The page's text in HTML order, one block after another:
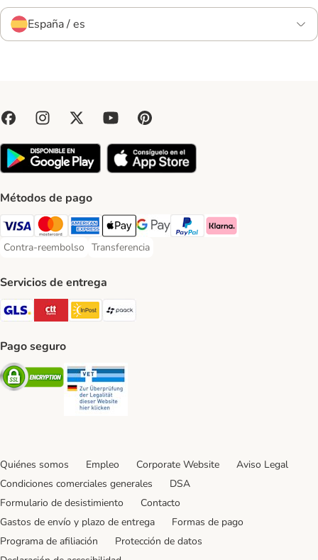
España / es
Métodos de pago
Visa Payment Method
Mastercard Payment Method
American Express Payment Method
Apple Pay Payment Method
Google Pay Payment Method
PayPal Payment Method
Klarna Payment Method
Contra-reembolso
Contra-reembolso Payment Method
Transferencia
Transferencia Payment Method
Servicios de entrega
GLS Shipping Method
CTTExpress Shipping Method
InPost Shipping Method
paack Shipping Method
Pago seguro
Security
Quiénes somos Empleo Corporate Website
Aviso Legal
Condiciones comerciales generales
DSA
Formulario de desistimiento
Contacto
Gastos de envío y plazo de entrega
Formas de pago
Programa de afiliación
Protección de datos